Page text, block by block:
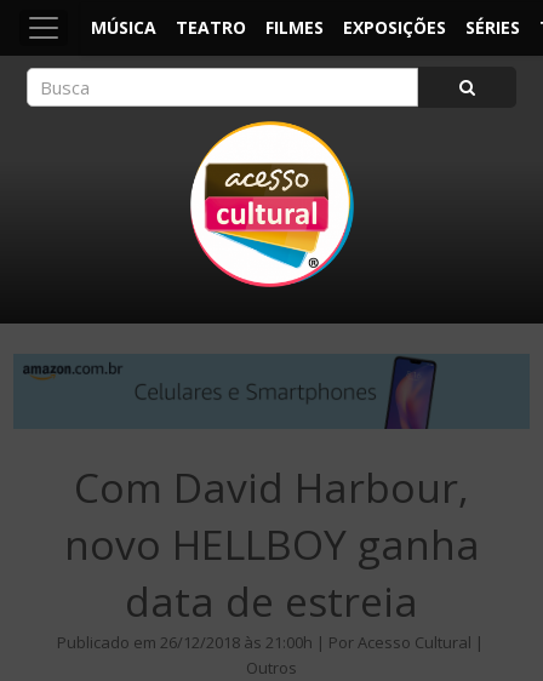
MÚSICA TEATRO FILMES EXPOSIÇÕES SÉRIES
Com David Harbour,
novo HELLBOY ganha
data de estreia
Publicado em 26/12/2018 às 21:00h | Por Acesso Cultural |
Outros